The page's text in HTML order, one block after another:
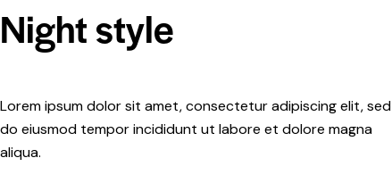
Night style
Lorem ipsum dolor sit amet, consectetur adipiscing elit, sed
do eiusmod tempor incididunt ut labore et dolore magna
aliqua.